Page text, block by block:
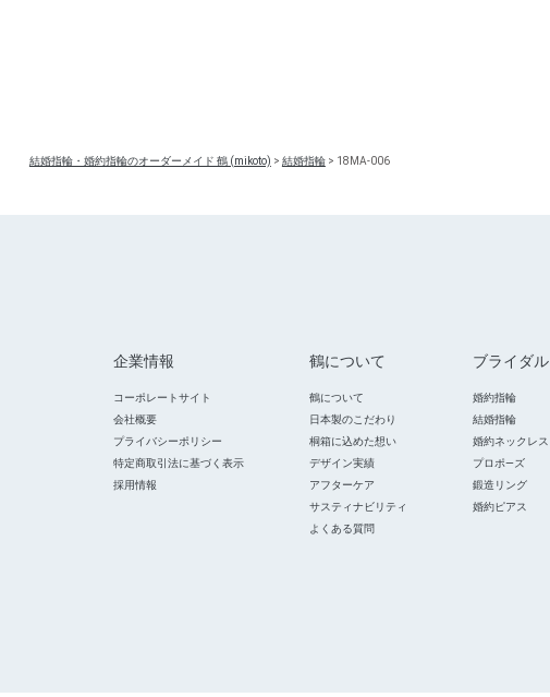
結婚指輪・婚約指輪のオーダーメイド 鶴 (mikoto) > 結婚指輪> 18MA-006
企業情報
コーポレートサイト
会社概要
プライバシーポリシー
特定商取引法に基づく表示
採用情報
鶴について
鶴について
日本製のこだわり
桐箱に込めた想い
デザイン実績
アフターケア
サスティナビリティ
よくある質問
ブライダル
婚約指輪
結婚指輪
婚約ネックレス
プロポ―ズ
鍛造リング
婚約ピアス